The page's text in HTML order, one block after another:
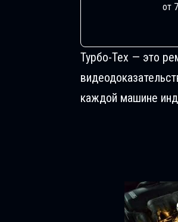
от
Турбо-Тех — это
каждой машине